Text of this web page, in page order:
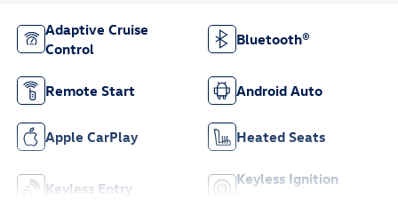
Adaptive Cruise
Control
Bluetooth®
Remote Start Android Auto
Apple CarPlay Heated Seats
Keyless Entry
Keyless Ignition